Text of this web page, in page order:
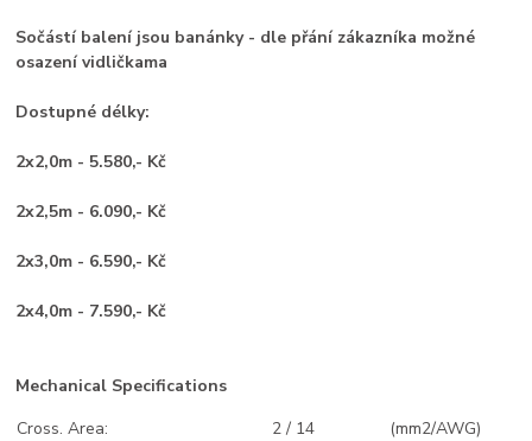
Sočástí balení jsou banánky - dle přání zákazníka možné
osazení vidličkama
Dostupné délky:
2x2,0m - 5.580,- Kč
2x2,5m - 6.090,- Kč
2x3,0m - 6.590,- Kč
2x4,0m - 7.590,- Kč
Mechanical Specifications
Cross. Area:
2 / 14 (mm2/AWG)